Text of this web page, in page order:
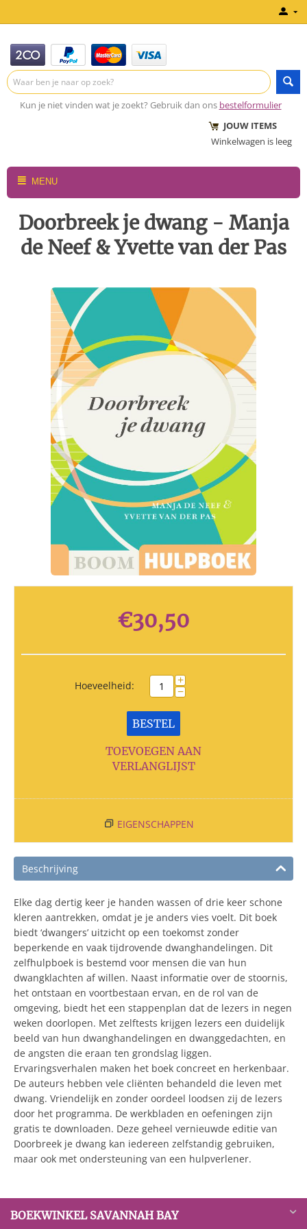
Kun je niet vinden wat je zoekt? Gebruik dan ons bestelformulier
JOUW ITEMS
Winkelwagen is leeg
MENU
Doorbreek je dwang - Manja
de Neef & Yvette van der Pas
€30,50
Hoeveelheid: +
−
BESTEL
TOEVOEGEN AAN
VERLANGLIJST
EIGENSCHAPPEN
Beschrijving
Elke dag dertig keer je handen wassen of drie keer schone
kleren aantrekken, omdat je je anders vies voelt. Dit boek
biedt ‘dwangers’ uitzicht op een toekomst zonder
beperkende en vaak tijdrovende dwanghandelingen. Dit
zelfhulpboek is bestemd voor mensen die van hun
dwangklachten af willen. Naast informatie over de stoornis,
het ontstaan en voortbestaan ervan, en de rol van de
omgeving, biedt het een stappenplan dat de lezers in negen
weken doorlopen. Met zelftests krijgen lezers een duidelijk
beeld van hun dwanghandelingen en dwanggedachten, en
de angsten die eraan ten grondslag liggen.
Ervaringsverhalen maken het boek concreet en herkenbaar.
De auteurs hebben vele cliënten behandeld die leven met
dwang. Vriendelijk en zonder oordeel loodsen zij de lezers
door het programma. De werkbladen en oefeningen zijn
gratis te downloaden. Deze geheel vernieuwde editie van
Doorbreek je dwang kan iedereen zelfstandig gebruiken,
maar ook met ondersteuning van een hulpverlener.
BOEKWINKEL SAVANNAH BAY